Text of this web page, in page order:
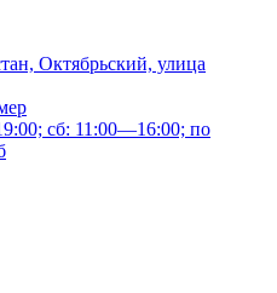
Октябрьский, улица
сб: 11:00—16:00; по